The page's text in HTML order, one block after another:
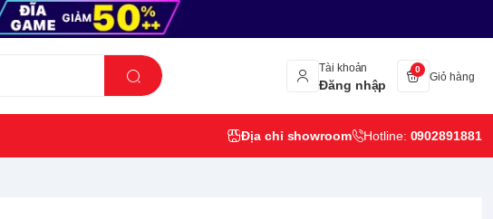
Tài khoản
Đăng nhập
0
Giỏ hàng
Địa chỉ showroom Hotline: 0902891881